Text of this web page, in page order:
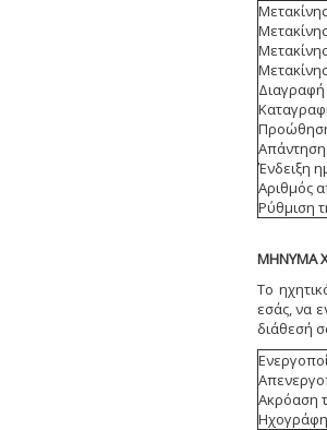
Ένδειξη
Αριθμός
Ρύθμιση
ΜΗΝΥΜΑ
Το
εσάς, να
διάθεσή
Ακρόαση